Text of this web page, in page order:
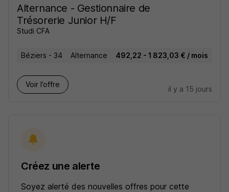
Alternance - Gestionnaire de
Trésorerie Junior H/F
Studi CFA
Béziers - 34 Alternance 492,22 - 1 823,03 € / mois
Voir l’offre
il y a 15 jours
Créez une alerte
Soyez alerté des nouvelles offres pour cette